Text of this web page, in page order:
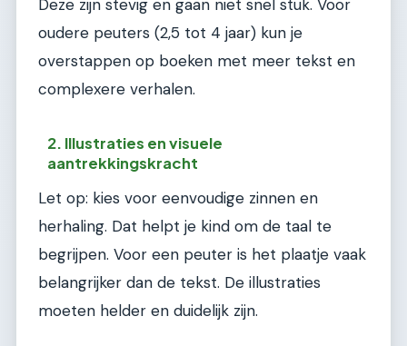
Deze zijn stevig en gaan niet snel stuk. Voor
oudere peuters (2,5 tot 4 jaar) kun je
overstappen op boeken met meer tekst en
complexere verhalen.
2. Illustraties en visuele
aantrekkingskracht
Let op: kies voor eenvoudige zinnen en
herhaling. Dat helpt je kind om de taal te
begrijpen. Voor een peuter is het plaatje vaak
belangrijker dan de tekst. De illustraties
moeten helder en duidelijk zijn.